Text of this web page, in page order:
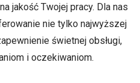
jakość Twojej pracy. Dla nas
nie tylko najwyższej
świetnej obsługi,
i oczekiwaniom.